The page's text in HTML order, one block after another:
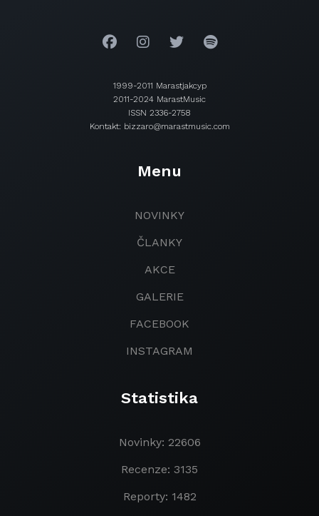
1999-2011 Marastjakcyp
2011-2024 MarastMusic
ISSN 2336-2758
Kontakt: bizzaro@marastmusic.com
Menu
NOVINKY
ČLANKY
AKCE
GALERIE
FACEBOOK
INSTAGRAM
Statistika
Novinky: 22606
Recenze: 3135
Reporty: 1482